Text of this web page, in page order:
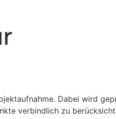
Dabei wird
verbindlich zu